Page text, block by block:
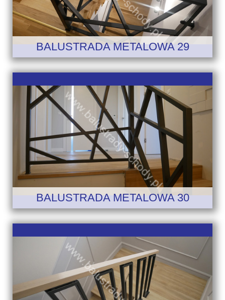
BALUSTRADA METALOWA 29
BALUSTRADA METALOWA 30